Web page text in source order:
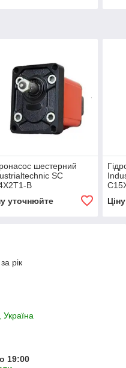
шестерний
SC
B
уточнюйте
рік
Україна
19:00